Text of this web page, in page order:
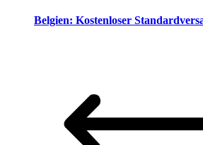
Belgien: Kostenloser